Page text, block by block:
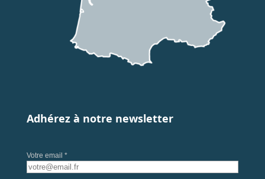
Adhérez à notre newsletter
Votre email *